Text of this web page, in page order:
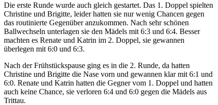
Die erste Runde wurde auch gleich gestartet. Das 1. Doppel spielten
Christine und Brigitte, leider hatten sie nur wenig Chancen gegen
das routinierte Gegenüber anzukommen. Nach sehr schönen
Ballwechseln unterlagen sie den Mädels mit 6:3 und 6:4. Besser
machten es Renate und Katrin im 2. Doppel, sie gewannen
überlegen mit 6:0 und 6:3.
Nach der Frühstückspause ging es in die 2. Runde, da hatten
Christine und Brigitte die Nase vorn und gewannen klar mit 6:1 und
6:0. Renate und Katrin hatten die Gegner vom 1. Doppel und hatten
auch keine Chance, sie verloren 6:4 und 6:0 gegen die Mädels aus
Trittau.